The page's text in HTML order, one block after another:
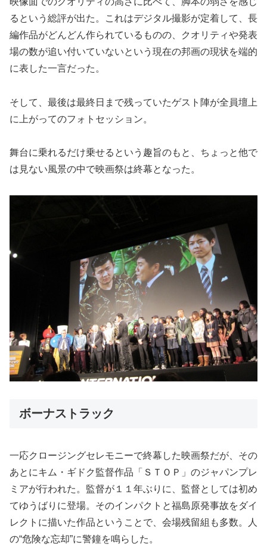
るという総評が出た。これはデジタル撮影が定着して、長
編作品がどんどん作られているものの、クオリティや発表
場の数が追い付いていないという現在の邦画の現状を端的
に表した一言だった。
そして、最後は最終日まで残っていたゲスト陣が全員壇上
に上がってのフォトセッション。
舞台に乗れるだけ乗せるという趣旨のもと、ちょっと他で
は見ない風景の中で映画祭は終幕となった。
ボーナストラック
一応クロージングセレモニーで終幕した映画祭だが、その
あとにキム・ギドク監督作品「ＳＴＯＰ」のジャパンプレ
ミアが行われた。監督が１１年ぶりに、監督としては初め
てゆうばりに登場。そのインパクトと福島原発事故をダイ
レクトに描いた作品ということで、会場残留組も多数。人
の“危険な忘却”に警鐘を鳴らした。